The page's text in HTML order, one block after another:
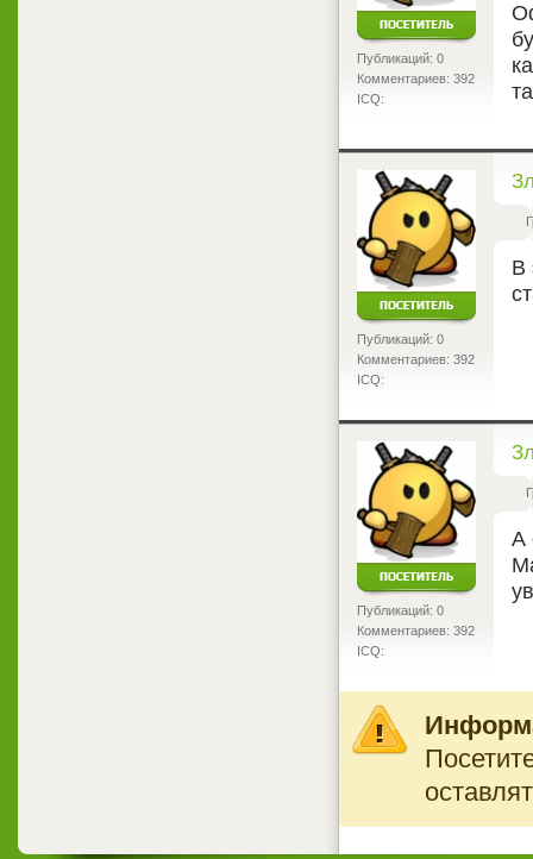
Публикаций: 0
Комментариев: 392
ICQ:
Публикаций: 0
Комментариев: 392
ICQ:
В
Публикаций: 0
Комментариев: 392
ICQ:
А